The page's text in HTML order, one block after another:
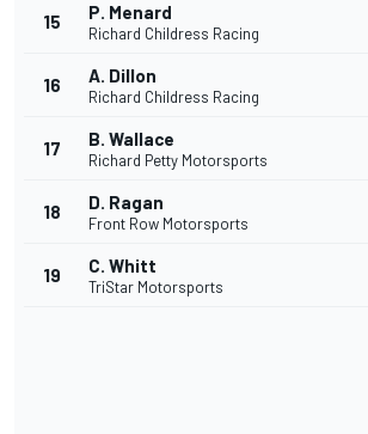
15 P. Menard
Richard Childress Racing
16 A. Dillon
Richard Childress Racing
17 B. Wallace
Richard Petty Motorsports
18 D. Ragan
Front Row Motorsports
19 C. Whitt
TriStar Motorsports